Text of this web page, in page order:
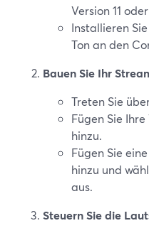
Version 11
Installieren
Ton an den
Bauen Sie Ihr
Treten Sie
Fügen Sie
hinzu.
Fügen Sie
hinzu und
aus.
Steuern Sie die